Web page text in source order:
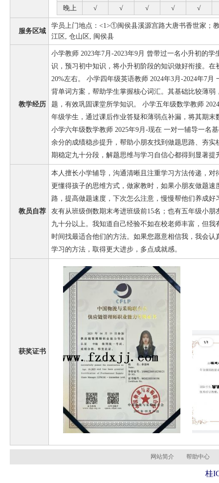
晚上
√ √ √ √ √
服务区域
学员上门地点：<1>①闽侯县溪源宫路大唐书香世家 ；
江区, 仓山区, 闽侯县
教学经历
小学教师 2023年7月-2023年9月 曾带过一名小升初的
识，预习初中知识，将小升初阶段的知识做好衔接。
20%左右。 小学四年级英语教师 2024年3月-2024年7
背单词方案，帮助学生掌握核心词汇。其基础比较薄
题，有效巩固课堂所学知识。 小学五年级数学教师
年级学生，通过课后作业答疑和薄弱点补漏，将其期末
小学六年级数学教师 2025年9月-现在 一对一辅导一名
余分的成绩稳步提升，帮助小朋友找到做题思路、夯
期稳定九十分段，解题思维与学习自信心都得到显著提
教员自荐
本人擅长小学辅导，沟通清晰且注重学习方法传递，
更懂得孩子的思维方式，做家教时，如果小朋友做题
路，提高做题速度，下次怎么注意，慢慢帮他们养成
友有从班级倒数期末考进班级前15名；也有五年级小朋
九十分以上。我知道自己经验不如在校老师丰富，但
时间找最适合他们的方法。如果您愿意相信我，我会
学习的方法，取得更大进步，多点成就感。
获奖证书
网站简介 帮助中心
桂